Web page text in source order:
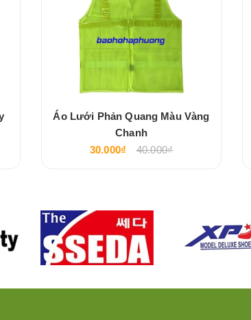
Áo Lưới Phản Quang Màu Vàng
Chanh
30.000₫
40.000₫